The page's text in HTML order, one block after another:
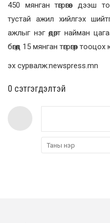
450 мянган төгрөгөөс дээш
тустай ажил хийлгэх
ажлыг нэг өдөрт найман
бөгөөд 15 мянган төгрөгөөр
эх сурвалж:newspress.mn
0 cэтгэгдэлтэй